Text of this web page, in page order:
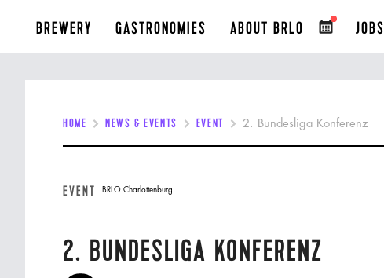
BREWERY GASTRONOMIES ABOUT BRLO JOBS
HOME NEWS & EVENTS EVENT 2. Bundesliga Konferenz
EVENT BRLO Charlottenburg
2. BUNDESLIGA KONFERENZ